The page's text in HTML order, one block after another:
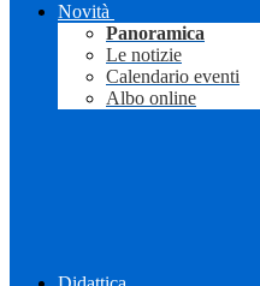
Novità
Panoramica
Le notizie
Calendario eventi
Albo online